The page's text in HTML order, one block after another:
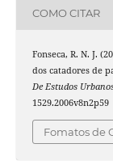
COMO CITAR
Fonseca, R. N. J.
dos catadores de
De Estudos
1529.2006v8n2p59
Fomatos de